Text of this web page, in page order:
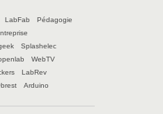
LabFab
Pédagogie
Splashelec
WebTV
LabRev
Arduino